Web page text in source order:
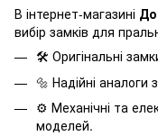
В інтернет-магазині
вибір замків для
🛠️ Оригінальні
🔩 Надійні
⚙️ Механічні та
моделей.